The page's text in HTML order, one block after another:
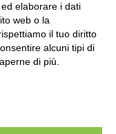
Festival Summer
la XX
elaborare i dati
web o la
il tuo diritto
alcuni tipi di
di più.